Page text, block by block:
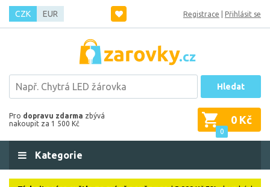
CZK EUR Registrace Přihlásit se
Hledat
Pro dopravu zdarma zbývá
nakoupit za 1 500 Kč
0
0 Kč
Kategorie